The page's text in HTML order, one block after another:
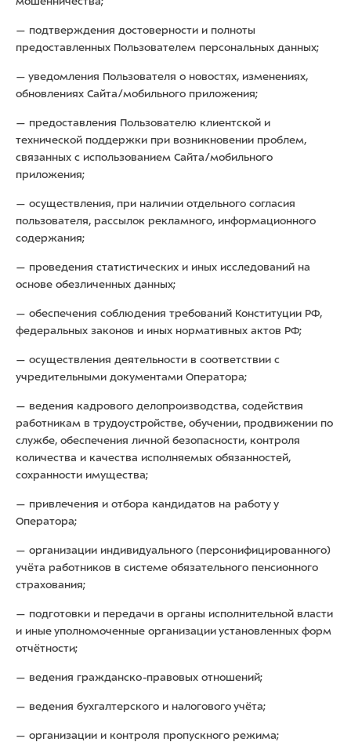
— подтверждения достоверности и полноты
предоставленных Пользователем персональных данных;
— уведомления Пользователя о новостях, изменениях,
обновлениях Сайта/мобильного приложения;
— предоставления Пользователю клиентской и
технической поддержки при возникновении проблем,
связанных с использованием Сайта/мобильного
приложения;
— осуществления, при наличии отдельного согласия
пользователя, рассылок рекламного, информационного
содержания;
— проведения статистических и иных исследований на
основе обезличенных данных;
— обеспечения соблюдения требований Конституции РФ,
федеральных законов и иных нормативных актов РФ;
— осуществления деятельности в соответствии с
учредительными документами Оператора;
— ведения кадрового делопроизводства, содействия
работникам в трудоустройстве, обучении, продвижении по
службе, обеспечения личной безопасности, контроля
количества и качества исполняемых обязанностей,
сохранности имущества;
— привлечения и отбора кандидатов на работу у
Оператора;
— организации индивидуального (персонифицированного)
учёта работников в системе обязательного пенсионного
страхования;
— подготовки и передачи в органы исполнительной власти
и иные уполномоченные организации установленных форм
отчётности;
— ведения гражданско-правовых отношений;
— ведения бухгалтерского и налогового учёта;
— организации и контроля пропускного режима;